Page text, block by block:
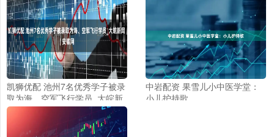
凯狮优配 池州7名优秀学子被录
取为海、空军飞行学员_大皖新
闻 | 安徽网
中岩配资 果雪儿小中医学堂：
小儿护持歌